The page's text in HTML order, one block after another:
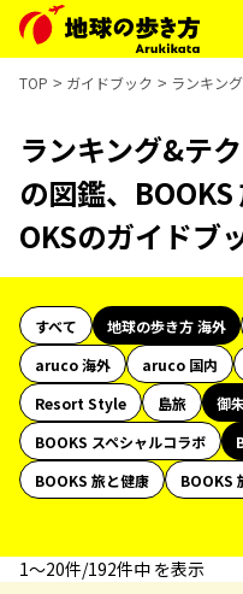
TOP ガイドブック ランキン
ランキング&テ
の図鑑、
OKSのガイドブ
すべて 地球の歩き方 海外
aruco 海外
aruco 国内
Resort Style
島旅 御
BOOKS スペシャルコラボ
BOOKS 旅と健康
BOOKS
1〜20件/192件中 を表示